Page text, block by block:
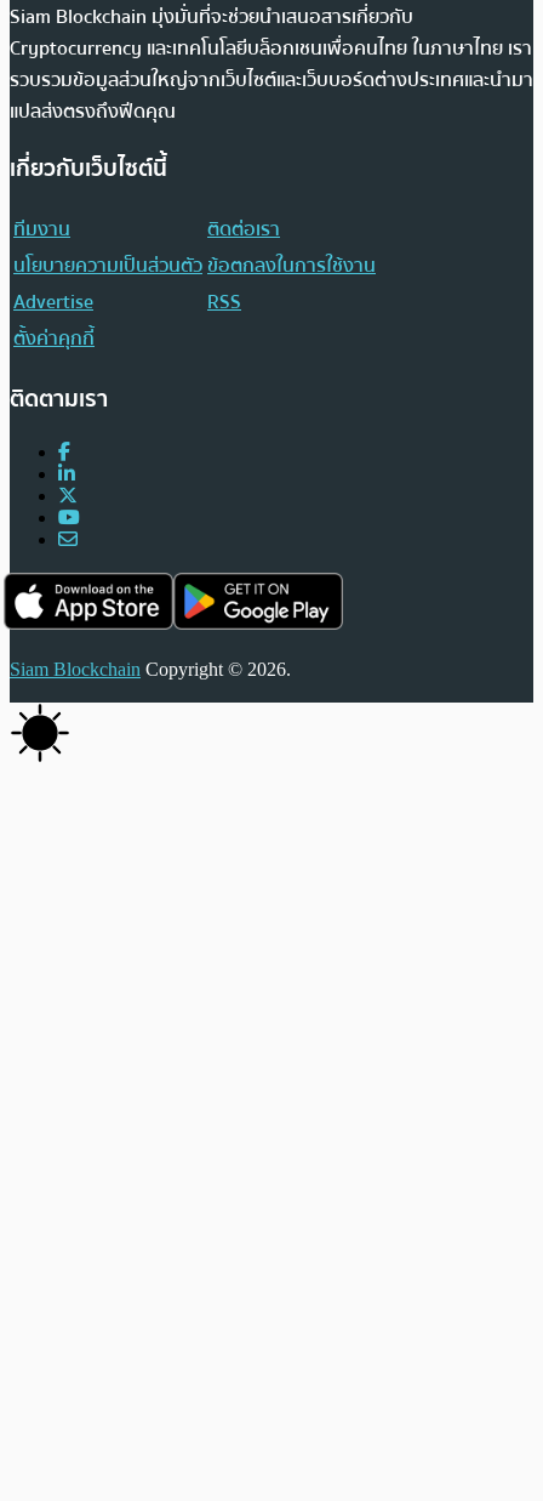
Siam Blockchain มุ่งมั่นที่จะช่วยนำเสนอสารเกี่ยวกับ
Cryptocurrency และเทคโนโลยีบล็อกเชนเพื่อคนไทย ในภาษาไทย เรา
รวบรวมข้อมูลส่วนใหญ่จากเว็บไซต์และเว็บบอร์ดต่างประเทศและนำมา
แปลส่งตรงถึงฟีดคุณ
เกี่ยวกับเว็บไซต์นี้
ทีมงาน
ติดต่อเรา
นโยบายความเป็นส่วนตัวข้อตกลงในการใช้งาน
Advertise
RSS
ตั้งค่าคุกกี้
ติดตามเรา
Siam Blockchain Copyright © 2026.